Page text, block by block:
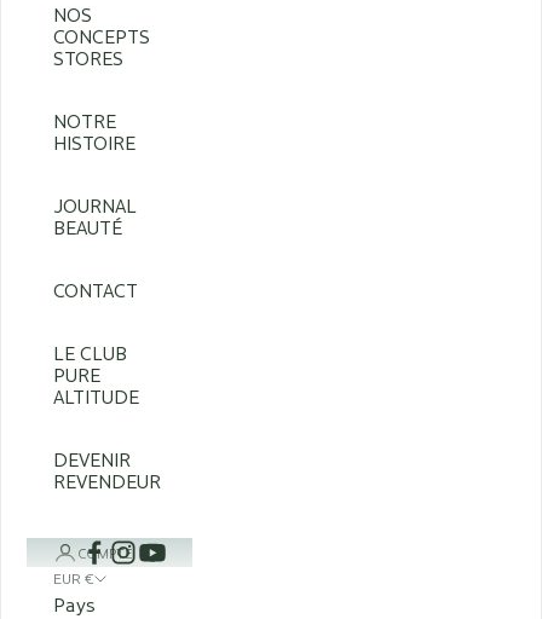
NOS
CONCEPTS
STORES
NOTRE
HISTOIRE
JOURNAL
BEAUTÉ
CONTACT
LE CLUB
PURE
ALTITUDE
DEVENIR
REVENDEUR
COMPTE
EUR €
Pays